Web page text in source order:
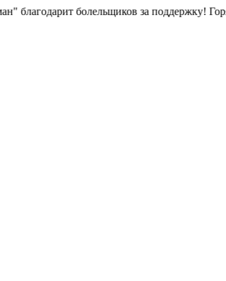
болельщиков за поддержку!